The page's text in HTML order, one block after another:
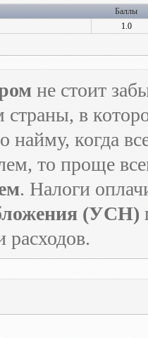
Баллы
1.0
не стоит
страны, в
найму, когда
то проще
. Налоги
(УСН)
расходов.